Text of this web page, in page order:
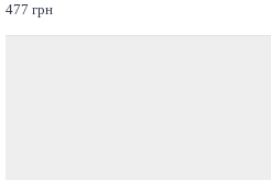
477 грн